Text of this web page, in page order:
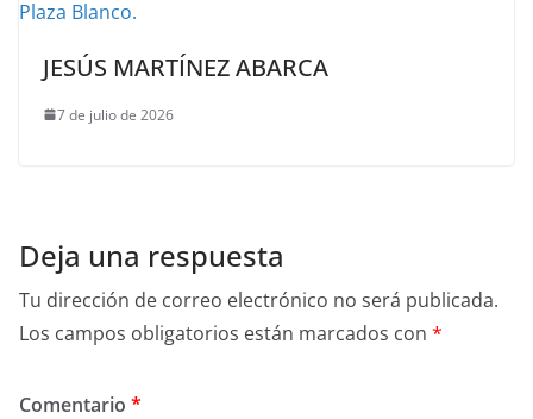
JESÚS MARTÍNEZ ABARCA
7 de julio de 2026
Deja una respuesta
Tu dirección de correo electrónico no será publicada.
Los campos obligatorios están marcados con *
Comentario *